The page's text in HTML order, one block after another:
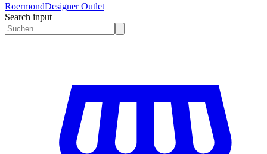
RoermondDesigner Outlet
Search input